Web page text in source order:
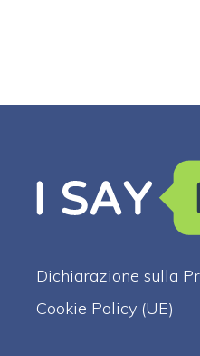
Dichiarazione sulla
Cookie Policy (UE)